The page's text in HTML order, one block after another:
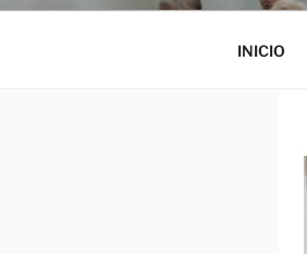
INICIO